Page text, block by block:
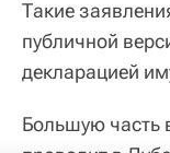
Такие
публичной
декларацией
Большую часть